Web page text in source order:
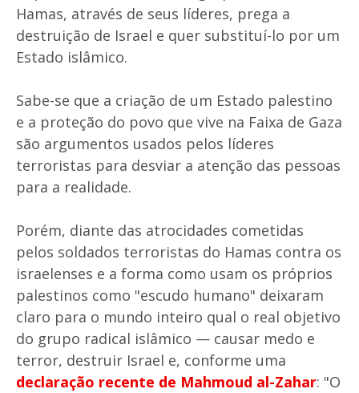
Hamas, através de seus líderes, prega a
destruição de Israel e quer substituí-lo por um
Estado islâmico.
Sabe-se que a criação de um Estado palestino
e a proteção do povo que vive na Faixa de Gaza
são argumentos usados pelos líderes
terroristas para desviar a atenção das pessoas
para a realidade.
Porém, diante das atrocidades cometidas
pelos soldados terroristas do Hamas contra os
israelenses e a forma como usam os próprios
palestinos como "escudo humano" deixaram
claro para o mundo inteiro qual o real objetivo
do grupo radical islâmico — causar medo e
terror, destruir Israel e, conforme uma
declaração recente de Mahmoud al-Zahar: "O